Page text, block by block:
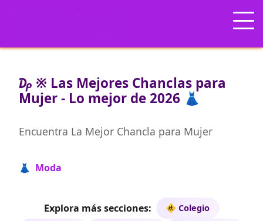
₯ ※ Las Mejores Chanclas para
Mujer - Lo mejor de 2026 👗
Encuentra La Mejor Chancla para Mujer
👗 Moda
Explora más secciones:
🚸 Colegio